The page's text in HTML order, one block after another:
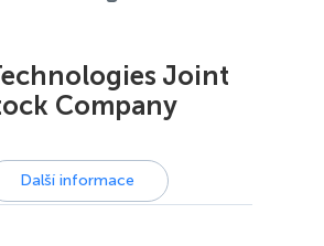
Joint
Company
Další informace